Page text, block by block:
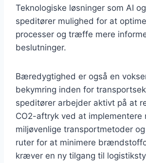
Teknologiske løsninger som AI
speditører mulighed for at
processer og træffe mere
beslutninger.
Bæredygtighed er også en
bekymring inden for
speditører arbejder aktivt på at
CO2-aftryk ved at implementere
miljøvenlige transportmetoder
ruter for at minimere
kræver en ny tilgang til